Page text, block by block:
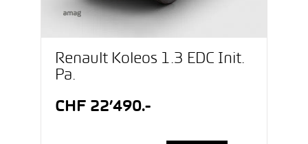
Renault Koleos 1.3 EDC Init.
Pa.
CHF 22’490.-